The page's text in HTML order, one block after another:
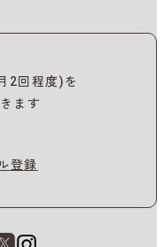
2回程度)を
ます
登録